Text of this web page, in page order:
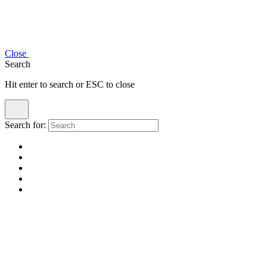
Close
Search
Hit enter to search or ESC to close
Search for: